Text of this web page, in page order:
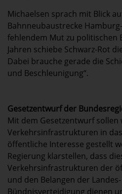
Michaelsen sprach mit Blick
Bahnneubaustrecke
fehlendem Mut zu politischen
Jahren schiebe Schwarz-Rot
Dabei brauche gerade die
und Beschleunigung“.
Gesetzentwurf der
Mit dem Gesetzentwurf sollen
Verkehrsinfrastrukturen in
öffentliche Interesse gestellt
Regierung klarstellen, dass
Verkehrsinfrastrukturen der
und den Belangen der
Bündnisverteidigung dienen